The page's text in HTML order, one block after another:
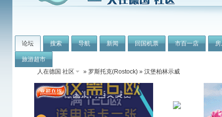
论坛 搜索 导航 新闻 回国机票 市百一店
旅游超市
人在德国 社区
» 罗斯托克(Rostock) » 汉堡柏林示威